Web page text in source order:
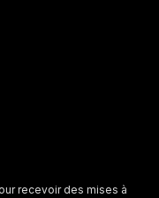
recevoir des mises à